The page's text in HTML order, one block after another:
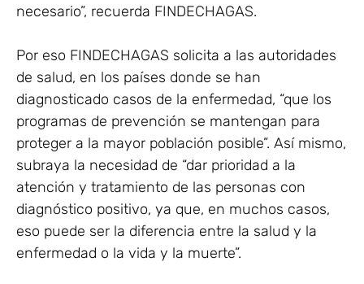
necesario”, recuerda FINDECHAGAS.
Por eso FINDECHAGAS solicita a las autoridades
de salud, en los países donde se han
diagnosticado casos de la enfermedad, “que los
programas de prevención se mantengan para
proteger a la mayor población posible”. Así mismo,
subraya la necesidad de “dar prioridad a la
atención y tratamiento de las personas con
diagnóstico positivo, ya que, en muchos casos,
eso puede ser la diferencia entre la salud y la
enfermedad o la vida y la muerte”.